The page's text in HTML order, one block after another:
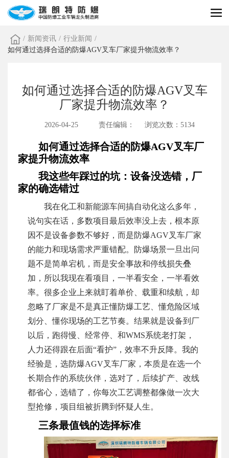
/ 新闻资讯 / 行业新闻 /
如何通过选择合适的防爆AGV叉车厂家提升物流效率？
如何通过选择合适的防爆AGV叉车
厂家提升物流效率？
2026-04-25 责任编辑： 浏览次数：5134
如何通过选择合适的防爆AGV叉车厂
家提升物流效率
我这些年踩过的坑：设备没选错，厂
家的确选错过
我在化工和新能源车间搞自动化这么多年，
说句实在话，多数项目最后效率没上去，根本原
因不是设备参数不够好，而是防爆AGV叉车厂家
的能力和现场需求严重错配。防爆场景一旦出问
题不是简单宕机，而是安全事故和停线损失叠
加，所以我现在看项目，一半看安全，一半看效
率。很多企业上来就盯着单价、载重和续航，却
忽略了厂家是不是真正懂防爆工艺、懂危险区域
划分、懂你现场的工艺节奏。结果就是设备到厂
以后，跑得慢、经常停、和WMS系统老打架，
人力还得跟在后面“看护”，效率不升反降。我的
经验是，选防爆AGV叉车厂家，本质是在选一个
长期合作的系统伙伴，选对了，后续扩产、改线
都省心，选错了，你每次工艺调整都像做一次大
型抢修，项目组被折腾到怀疑人生。
三条最值钱的选择标准